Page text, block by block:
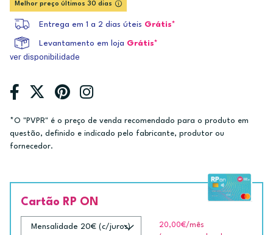
Melhor preço últimos 30 dias
Entrega em 1 a 2 dias úteis Grátis*
Levantamento em loja Grátis*
ver disponibilidade
*O "PVPR" é o preço de venda recomendado para o produto em
questão, definido e indicado pelo fabricante, produtor ou
fornecedor.
Cartão RP ON
20,00€/mês